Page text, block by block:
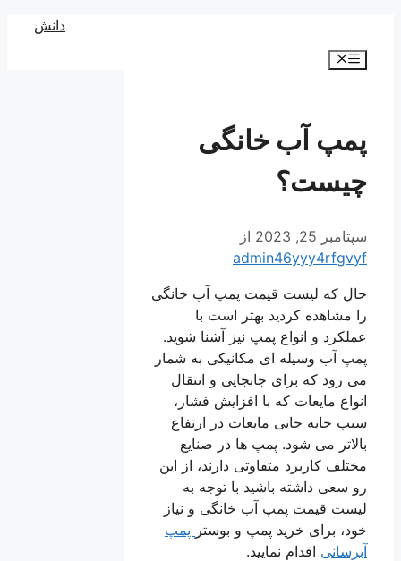
دانش
فهرست
پمپ آب خانگی
چیست؟
سپتامبر 25, 2023
از
admin46yyy4rfgvyf
حال که لیست قیمت پمپ آب خانگی
را مشاهده کردید بهتر است با
عملکرد و انواع پمپ نیز آشنا شوید.
پمپ آب وسیله ای مکانیکی به شمار
می رود که برای جابجایی و انتقال
انواع مایعات که با افزایش فشار،
سبب جابه جایی مایعات در ارتفاع
بالاتر می شود. پمپ ها در صنایع
مختلف کاربرد متفاوتی دارند، از این
رو سعی داشته باشید با توجه به
لیست قیمت پمپ آب خانگی و نیاز
خود، برای خرید پمپ و بوسترپمپ
آبرسانی اقدام نمایید.